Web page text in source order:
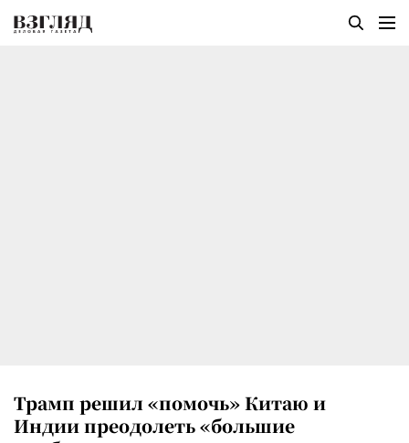
Трамп решил «помочь» Китаю и
Индии преодолеть «большие